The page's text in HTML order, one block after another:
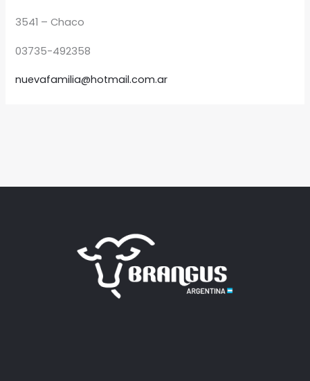
3541 – Chaco
03735-492358
nuevafamilia@hotmail.com.ar